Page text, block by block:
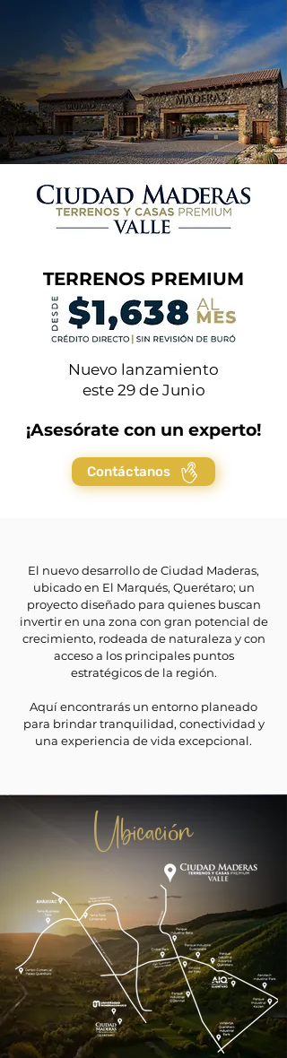
TERRENOS PREMIUM
Nuevo lanzamiento
este 29 de Junio
¡Asesórate con un experto!
Contáctanos
El nuevo desarrollo de Ciudad Maderas,
ubicado en El Marqués, Querétaro; un
proyecto diseñado para quienes buscan
invertir en una zona con gran potencial de
crecimiento, rodeada de naturaleza y con
acceso a los principales puntos
estratégicos de la región.
Aquí encontrarás un entorno planeado
para brindar tranquilidad, conectividad y
una experiencia de vida excepcional.
Ubicación